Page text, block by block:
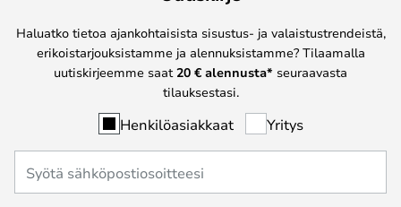
Haluatko tietoa ajankohtaisista sisustus- ja valaistustrendeistä,
erikoistarjouksistamme ja alennuksistamme? Tilaamalla
uutiskirjeemme saat 20 € alennusta* seuraavasta
tilauksestasi.
Henkilöasiakkaat Yritys